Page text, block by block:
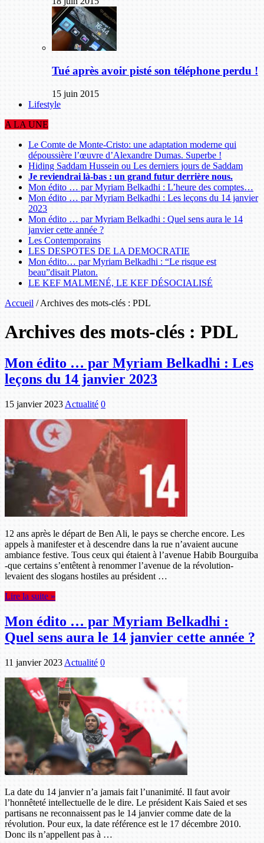
Tué après avoir pisté son téléphone perdu !
15 juin 2015
Lifestyle
A LA UNE
Le Comte de Monte-Cristo: une adaptation moderne qui
dépoussière l’œuvre d’Alexandre Dumas. Superbe !
Hiding Saddam Hussein ou Les derniers jours de Saddam
Je reviendrai là-bas : un grand futur derrière nous.
Mon édito … par Myriam Belkadhi : L’heure des comptes…
Mon édito … par Myriam Belkadhi : Les leçons du 14 janvier
2023
Mon édito … par Myriam Belkadhi : Quel sens aura le 14
janvier cette année ?
Les Contemporains
LES DESPOTES DE LA DEMOCRATIE
Mon édito… par Myriam Belkadhi : “Le risque est
beau”disait Platon.
LE KEF MALMENÉ, LE KEF DÉSOCIALISÉ
Accueil / Archives des mots-clés : PDL
Archives des mots-clés : PDL
Mon édito … par Myriam Belkadhi : Les
leçons du 14 janvier 2023
15 janvier 2023 Actualité 0
12 ans après le départ de Ben Ali, le pays se cherche encore. Les
appels à manifester et à descendre dans la rue n’avaient aucune
ambiance festive. Tous ceux qui étaient à l’avenue Habib Bourguiba
-que certains s’entêtent à renommer l’avenue de la révolution-
levaient des slogans hostiles au président …
Lire la suite »
Mon édito … par Myriam Belkadhi :
Quel sens aura le 14 janvier cette année ?
11 janvier 2023 Actualité 0
La date du 14 janvier n’a jamais fait l’unanimité. Il faut avoir
l’honnêteté intellectuelle de le dire. Le président Kais Saied et ses
partisans ne reconnaissent pas le 14 janvier comme date de la
révolution. Pour eux, la date référence est le 17 décembre 2010.
Donc ils n’appellent pas à …